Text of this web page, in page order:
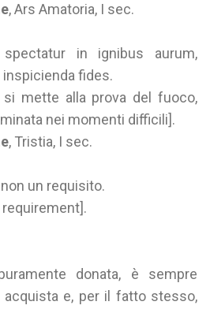
, Ars Amatoria, I sec.
in ignibus aurum,
fides.
si mette alla prova del fuoco,
nei momenti difficili].
, Tristia, I sec.
un requisito.
requirement].
donata, è sempre
e, per il fatto stesso,